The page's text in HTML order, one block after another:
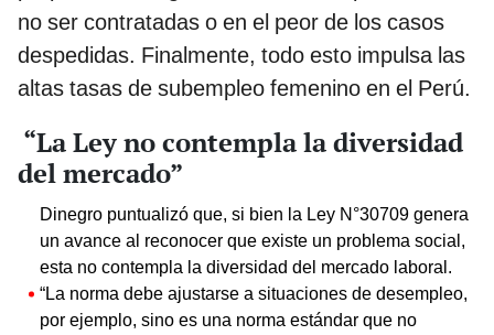
no ser contratadas o en el peor de los casos
despedidas. Finalmente, todo esto impulsa las
altas tasas de subempleo femenino en el Perú.
“La Ley no contempla la diversidad
del mercado”
Dinegro puntualizó que, si bien la Ley N°30709 genera
un avance al reconocer que existe un problema social,
esta no contempla la diversidad del mercado laboral.
“La norma debe ajustarse a situaciones de desempleo,
por ejemplo, sino es una norma estándar que no